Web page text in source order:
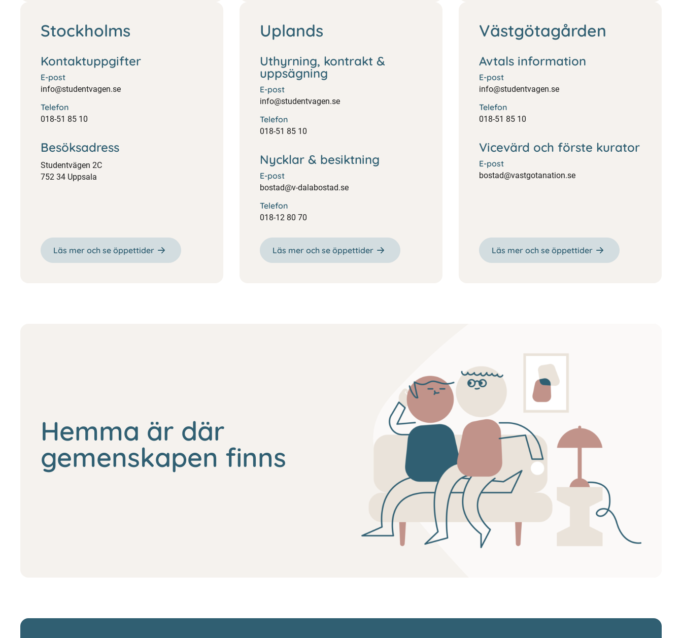
Stockholms
Kontaktuppgifter
E-post
info@studentvagen.se
Telefon
018-51 85 10
Besöksadress
Studentvägen 2C
752 34 Uppsala
Läs mer och se öppettider
Uplands
Uthyrning, kontrakt &
uppsägning
E-post
info@studentvagen.se
Telefon
018-51 85 10
Nycklar & besiktning
E-post
bostad@v-dalabostad.se
Telefon
018-12 80 70
Läs mer och se öppettider
Västgötagården
Avtals information
E-post
info@studentvagen.se
Telefon
018-51 85 10
Vicevärd och förste kurator
E-post
bostad@vastgotanation.se
Läs mer och se öppettider
Hemma är där
gemenskapen finns